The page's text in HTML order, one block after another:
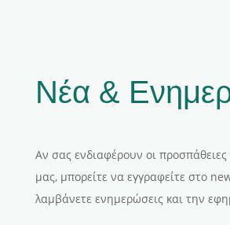
Νέα &
Αν σας ενδιαφέρουν οι
μας, μπορείτε να εγγραφείτε στο
λαμβάνετε ενημερώσεις και την